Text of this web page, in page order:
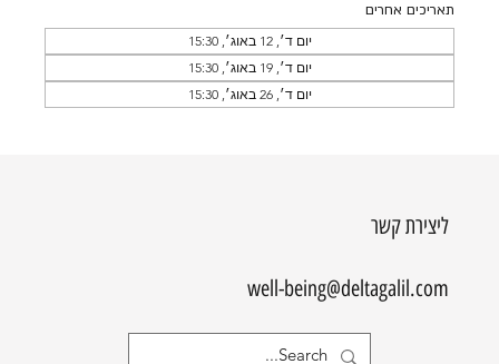
תאריכים אחרים
יום ד׳, 12 באוג׳, 15:30
יום ד׳, 19 באוג׳, 15:30
יום ד׳, 26 באוג׳, 15:30
ליצירת קשר
well-being@deltagalil.com